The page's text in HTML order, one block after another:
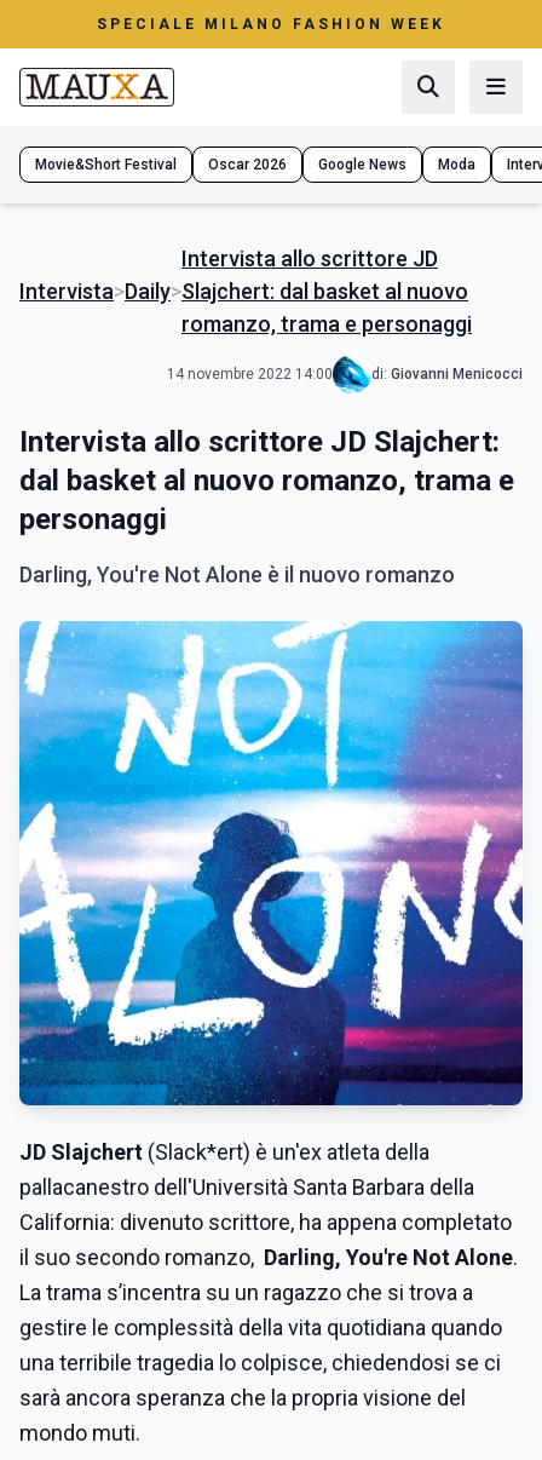
SPECIALE MILANO FASHION WEEK
Movie&Short Festival Oscar 2026 Google News Moda
Intervista>Daily>
Intervista allo scrittore JD
Slajchert: dal basket al nuovo
romanzo, trama e personaggi
14 novembre 2022 14:00 di: Giovanni Menicocci
Intervista allo scrittore JD Slajchert:
dal basket al nuovo romanzo, trama e
personaggi
Darling, You're Not Alone è il nuovo romanzo
JD Slajchert (Slack*ert) è un'ex atleta della
pallacanestro dell'Università Santa Barbara della
California: divenuto scrittore, ha appena completato
il suo secondo romanzo, Darling, You're Not Alone.
La trama s’incentra su un ragazzo che si trova a
gestire le complessità della vita quotidiana quando
una terribile tragedia lo colpisce, chiedendosi se ci
sarà ancora speranza che la propria visione del
mondo muti.